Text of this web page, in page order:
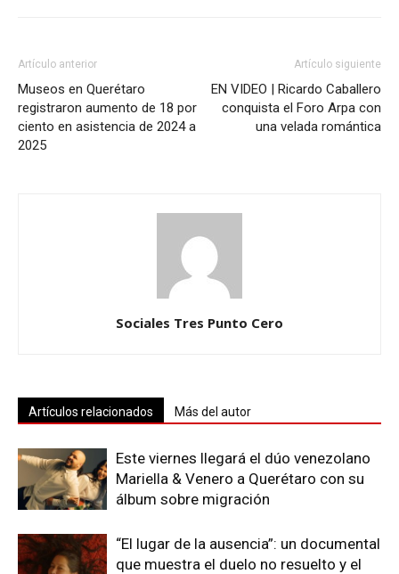
Artículo anterior
Museos en Querétaro
registraron aumento de 18 por
ciento en asistencia de 2024 a
2025
Artículo siguiente
EN VIDEO | Ricardo Caballero
conquista el Foro Arpa con
una velada romántica
Sociales Tres Punto Cero
Artículos relacionados Más del autor
Este viernes llegará el dúo venezolano
Mariella & Venero a Querétaro con su
álbum sobre migración
“El lugar de la ausencia”: un documental
que muestra el duelo no resuelto y el